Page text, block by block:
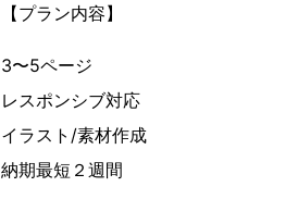
【プラン内容】
3〜5ページ
レスポンシブ対応
イラスト/素材作成
納期最短２週間